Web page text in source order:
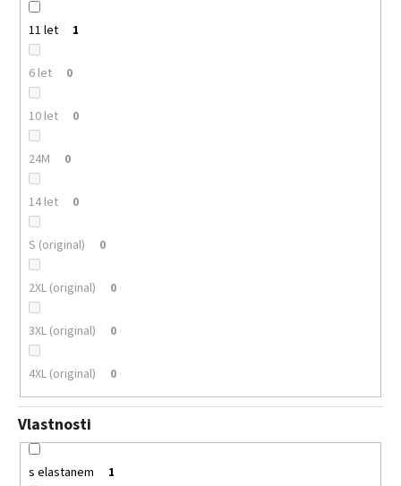
11 let 1
6 let 0
10 let 0
24M 0
14 let 0
S (original) 0
2XL (original) 0
3XL (original) 0
4XL (original) 0
Vlastnosti
s elastanem 1